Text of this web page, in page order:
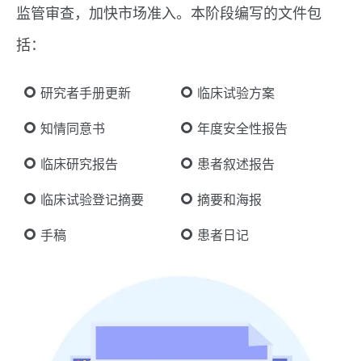
监管审查，加快市场准入。本阶段编写的文件包
括：
研究者手册更新 临床试验方案
知情同意书 年度安全性报告
临床研究报告 患者叙述报告
临床试验登记摘要 摘要和海报
手稿 患者日记